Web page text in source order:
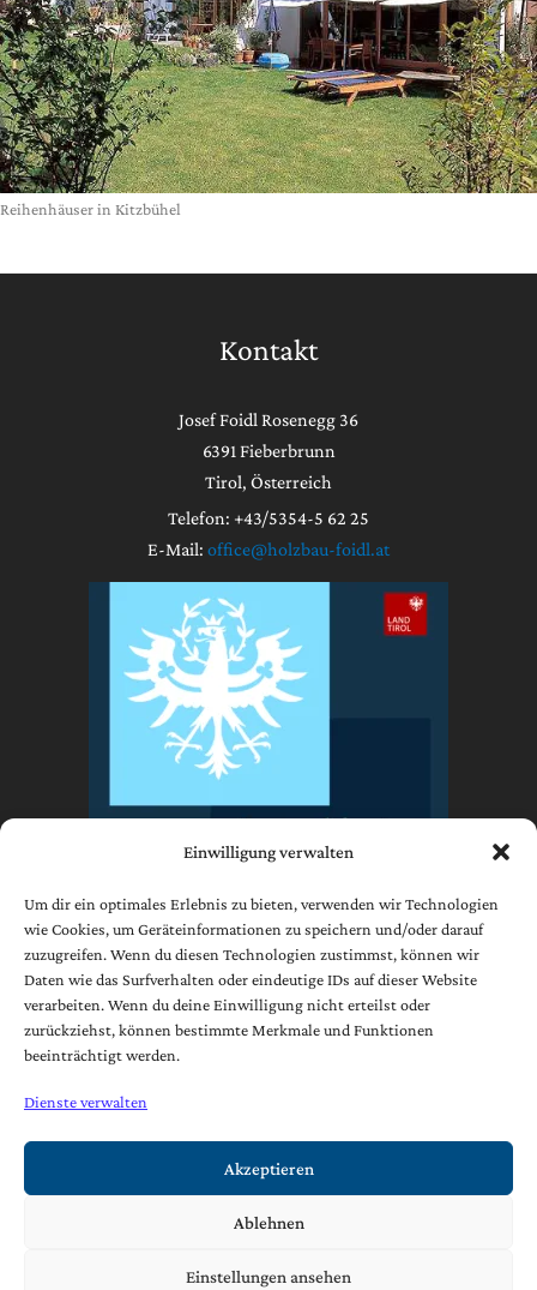
Einwilligung verwalten
Um dir ein optimales Erlebnis zu bieten, verwenden wir Technologien
wie Cookies, um Geräteinformationen zu speichern und/oder darauf
zuzugreifen. Wenn du diesen Technologien zustimmst, können wir
Daten wie das Surfverhalten oder eindeutige IDs auf dieser Website
verarbeiten. Wenn du deine Einwilligung nicht erteilst oder
zurückziehst, können bestimmte Merkmale und Funktionen
beeinträchtigt werden.
Dienste verwalten
Akzeptieren
Ablehnen
Einstellungen ansehen
Reihenhäuser in Kitzbühel
Kontakt
Josef Foidl Rosenegg 36
6391 Fieberbrunn
Tirol, Österreich
Telefon: +43/5354-5 62 25
E-Mail: office@holzbau-foidl.at
Impressum
Datenschutzerklärung
AGB
[borlabs-cookie type="btn-cookie-preference" title="Widerruf /
Änderung Datenschutzeinstellungen" element="link"/]